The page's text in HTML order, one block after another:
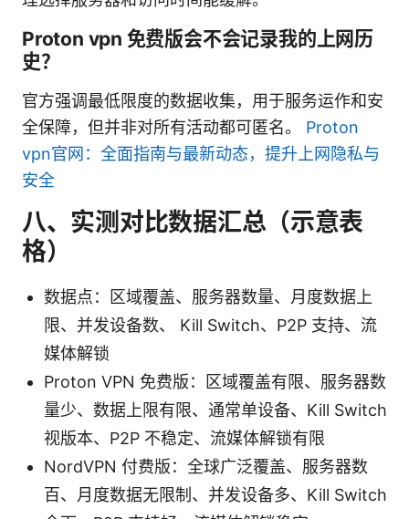
Proton vpn 免费版会不会记录我的上网历
史？
官方强调最低限度的数据收集，用于服务运作和安
全保障，但并非对所有活动都可匿名。 Proton
vpn官网：全面指南与最新动态，提升上网隐私与
安全
八、实测对比数据汇总（示意表
格）
数据点：区域覆盖、服务器数量、月度数据上
限、并发设备数、 Kill Switch、P2P 支持、流
媒体解锁
Proton VPN 免费版：区域覆盖有限、服务器数
量少、数据上限有限、通常单设备、Kill Switch
视版本、P2P 不稳定、流媒体解锁有限
NordVPN 付费版：全球广泛覆盖、服务器数
百、月度数据无限制、并发设备多、Kill Switch